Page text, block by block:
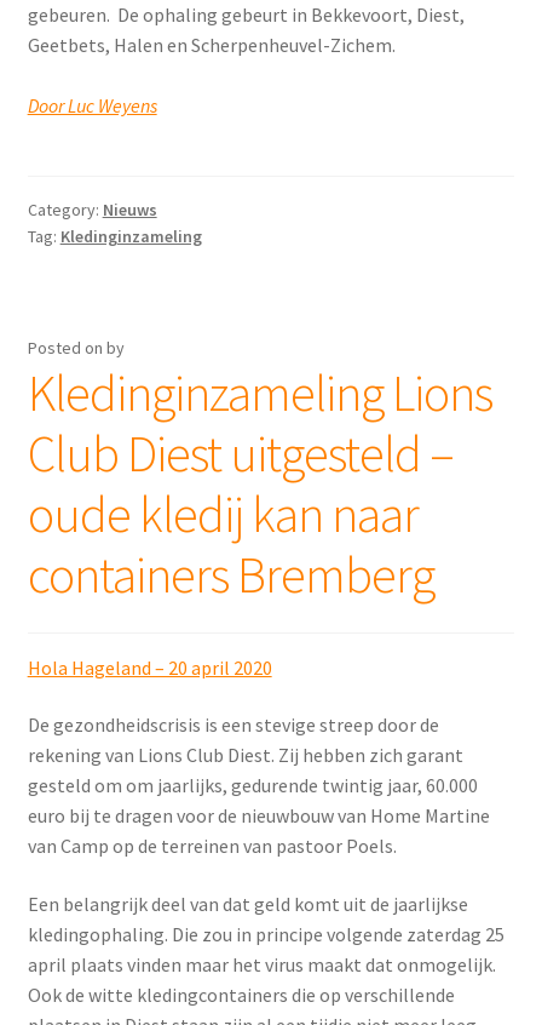
gebeuren. De ophaling gebeurt in Bekkevoort, Diest,
Geetbets, Halen en Scherpenheuvel-Zichem.
Door Luc Weyens
Category: Nieuws
Tag: Kledinginzameling
Posted on by
Kledinginzameling Lions
Club Diest uitgesteld –
oude kledij kan naar
containers Bremberg
Hola Hageland – 20 april 2020
De gezondheidscrisis is een stevige streep door de
rekening van Lions Club Diest. Zij hebben zich garant
gesteld om om jaarlijks, gedurende twintig jaar, 60.000
euro bij te dragen voor de nieuwbouw van Home Martine
van Camp op de terreinen van pastoor Poels.
Een belangrijk deel van dat geld komt uit de jaarlijkse
kledingophaling. Die zou in principe volgende zaterdag 25
april plaats vinden maar het virus maakt dat onmogelijk.
Ook de witte kledingcontainers die op verschillende